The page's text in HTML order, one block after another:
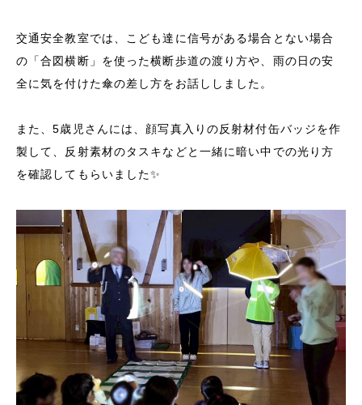
交通安全教室では、こども達に信号がある場合とない場合
の「合図横断」を使った横断歩道の渡り方や、雨の日の安
全に気を付けた傘の差し方をお話ししました。
また、5歳児さんには、顔写真入りの反射材付缶バッジを作
製して、反射素材のタスキなどと一緒に暗い中での光り方
を確認してもらいました✨